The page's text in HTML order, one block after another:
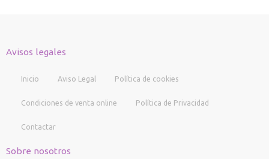
Avisos legales
Inicio Aviso Legal Política de cookies
Condiciones de venta online Política de Privacidad
Contactar
Sobre nosotros